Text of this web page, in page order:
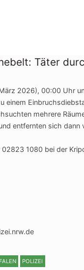
Täter
2026), 00:00 Uhr
einem
mehrere
entfernten sich dann
1080 bei der
POLIZEI